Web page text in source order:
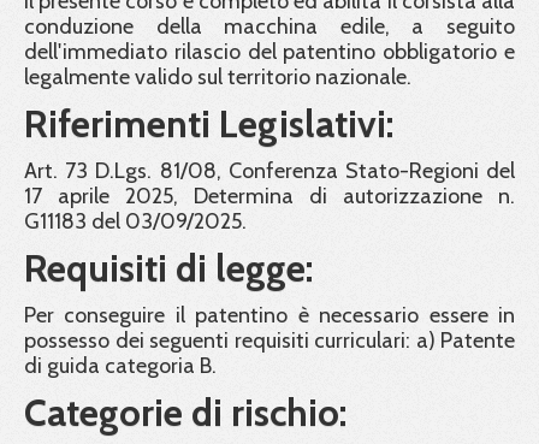
conduzione della macchina edile, a seguito
dell'immediato rilascio del patentino obbligatorio e
legalmente valido sul territorio nazionale.
Riferimenti Legislativi:
Art. 73 D.Lgs. 81/08, Conferenza Stato-Regioni del
17 aprile 2025, Determina di autorizzazione n.
G11183 del 03/09/2025.
Requisiti di legge:
Per conseguire il patentino è necessario essere in
possesso dei seguenti requisiti curriculari: a) Patente
di guida categoria B.
Categorie di rischio: